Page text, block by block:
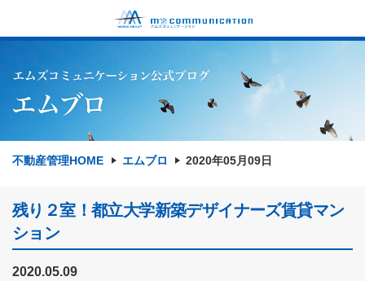
不動産管理HOME エムブロ 2020年05月09日
残り２室！都立大学新築デザイナーズ賃貸マン
ション
2020.05.09